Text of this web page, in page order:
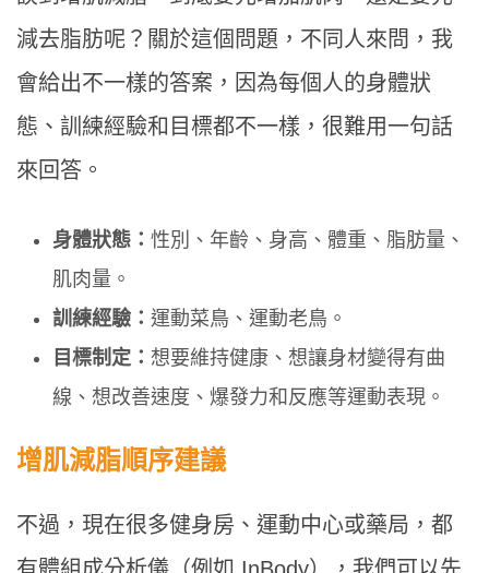
減去脂肪呢？關於這個問題，不同人來問，我
會給出不一樣的答案，因為每個人的身體狀
態、訓練經驗和目標都不一樣，很難用一句話
來回答。
身體狀態：性別、年齡、身高、體重、脂肪量、
肌肉量。
訓練經驗：運動菜鳥、運動老鳥。
目標制定：想要維持健康、想讓身材變得有曲
線、想改善速度、爆發力和反應等運動表現。
增肌減脂順序建議
不過，現在很多健身房、運動中心或藥局，都